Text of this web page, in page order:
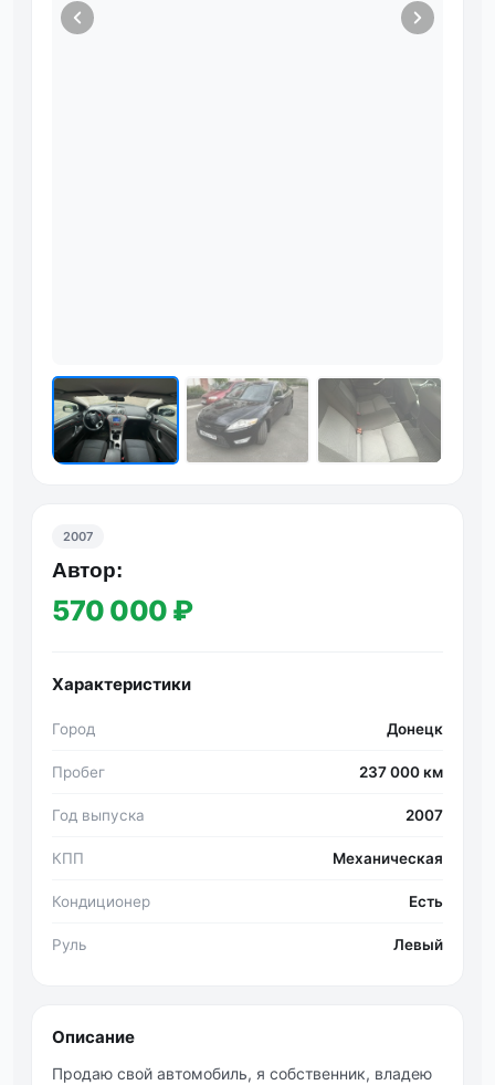
2007
Автор:
570 000 ₽
Характеристики
Город Донецк
Пробег 237 000 км
Год выпуска 2007
КПП Механическая
Кондиционер Есть
Руль Левый
Описание
Продаю свой автомобиль, я собственник, владею